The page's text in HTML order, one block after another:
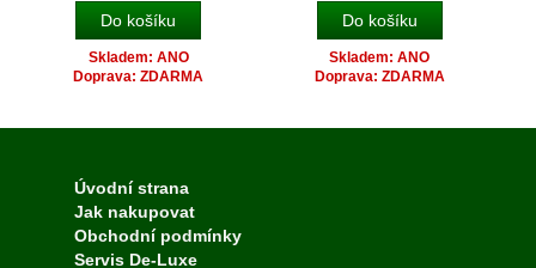
Skladem: ANO
Doprava: ZDARMA
Skladem: ANO
Doprava: ZDARMA
Úvodní strana
Jak nakupovat
Obchodní podmínky
Servis De-Luxe